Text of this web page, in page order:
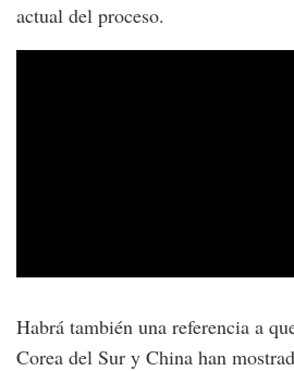
actual del proceso.
Habrá también una referencia a
Corea del Sur y China han